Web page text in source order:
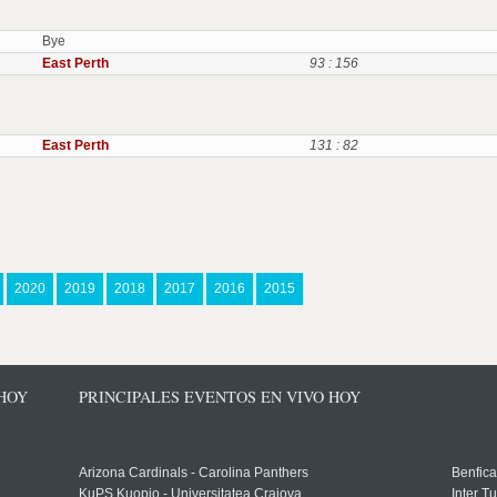
Bye
East Perth
93 : 156
East Perth 131 : 82
2020 2019 2018 2017 2016 2015
PRINCIPALES EVENTOS EN VIVO HOY
Arizona Cardinals - Carolina Panthers
KuPS Kuopio - Universitatea Craiova
Inter